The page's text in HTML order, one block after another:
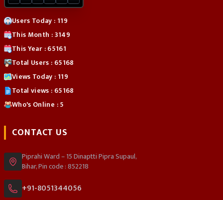
Users Today : 119
This Month : 3149
This Year : 65161
Total Users : 65168
Views Today : 119
Total views : 65168
Who's Online : 5
CONTACT US
Piprahi Ward – 15 Dinaptti Pipra Supaul,
Bihar, Pin code : 852218
+91-8051344056